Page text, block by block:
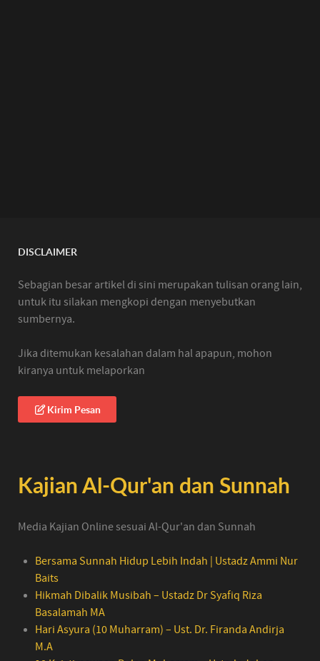
DISCLAIMER
Sebagian besar artikel di sini merupakan tulisan orang lain,
untuk itu silakan mengkopi dengan menyebutkan
sumbernya.
Jika ditemukan kesalahan dalam hal apapun, mohon
kiranya untuk melaporkan
Kirim Pesan
Kajian Al-Qur'an dan Sunnah
Media Kajian Online sesuai Al-Qur'an dan Sunnah
Bersama Sunnah Hidup Lebih Indah | Ustadz Ammi Nur
Baits
Hikmah Dibalik Musibah – Ustadz Dr Syafiq Riza
Basalamah MA
Hari Asyura (10 Muharram) – Ust. Dr. Firanda Andirja
M.A